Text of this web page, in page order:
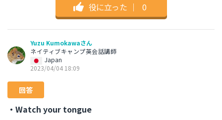
役に立った ｜ 0
Yuzu Kumokawaさん
ネイティブキャンプ英会話講師
Japan
2023/04/04 18:09
回答
・Watch your tongue